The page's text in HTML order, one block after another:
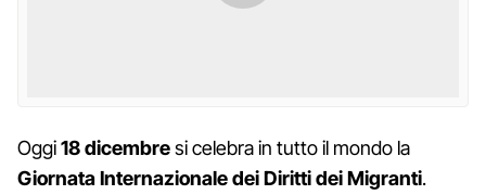
Oggi18 dicembresi celebra in tutto il mondo la
Giornata Internazionale dei Diritti dei Migranti.